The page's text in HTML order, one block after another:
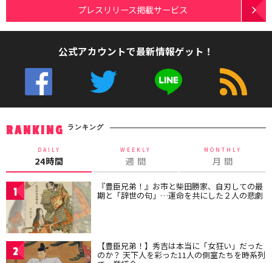
プレスリリース掲載サービス
公式アカウントで最新情報ゲット！
RANKING ランキング
DAILY
24時間
WEEKLY
週 間
MONTHLY
月 間
1 『豊臣兄弟！』お市と柴田勝家、自刃しての最
期と「辞世の句」…運命を共にした２人の悲劇
2 【豊臣兄弟！】秀吉は本当に「女狂い」だった
のか？ 天下人を彩った11人の側室たちを時系列